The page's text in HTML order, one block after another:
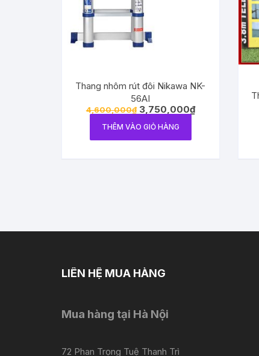
Thang nhôm rút đôi Nikawa NK-
56AI
4,600,000₫ 3,750,000₫
THÊM VÀO GIỎ HÀNG
LIÊN HỆ MUA HÀNG
Mua hàng tại Hà Nội
72 Phan Trọng Tuệ Thanh Trì